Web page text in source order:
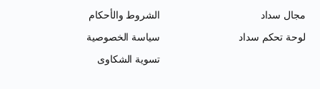
مجال سداد
لوحة تحكم سداد
الشروط والأحكام
سياسة الخصوصية
تسوية الشكاوى